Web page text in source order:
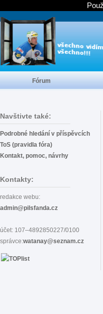
Navštivte také:
Podrobné hledání v příspěvcích
ToS (pravidla fóra)
Kontakt, pomoc, návrhy
Kontakty:
redakce webu:
admin@pilsfanda.cz
účet: 107–4892850227/0100
správce:watanay@seznam.cz
Fórum